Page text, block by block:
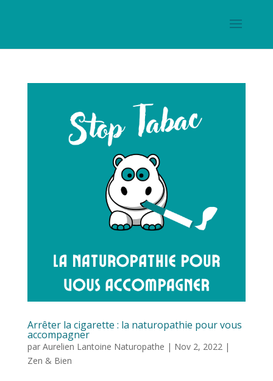
Arrêter la cigarette : la naturopathie pour vous
accompagner
par Aurelien Lantoine Naturopathe | Nov 2, 2022|
Zen & Bien